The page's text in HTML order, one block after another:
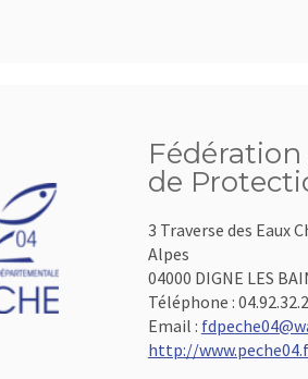
de
3 Traverse des Eaux
Alpes
04000 DIGNE LES
Téléphone :
Email :
http://